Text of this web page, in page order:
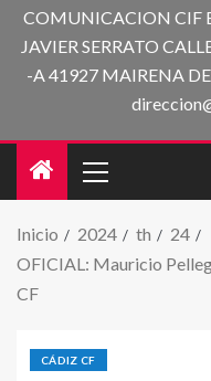
COMUNICACION CIF
JAVIER SERRATO
-A 41927 MAIRENA
Inicio 2024 th
24
OFICIAL: Mauricio
CF
CÁDIZ CF